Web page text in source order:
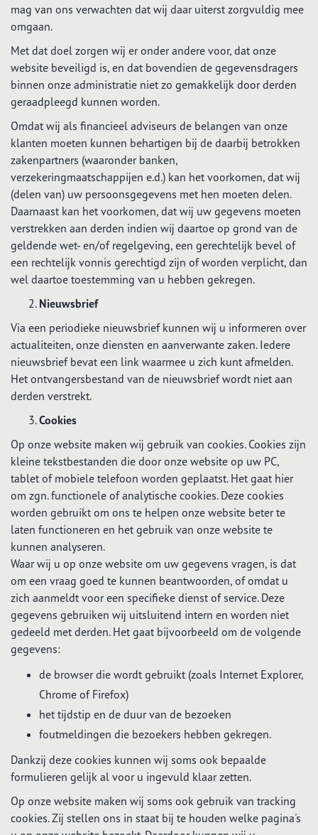
mag van ons verwachten dat wij daar uiterst zorgvuldig mee
omgaan.
Met dat doel zorgen wij er onder andere voor, dat onze
website beveiligd is, en dat bovendien de gegevensdragers
binnen onze administratie niet zo gemakkelijk door derden
geraadpleegd kunnen worden.
Omdat wij als financieel adviseurs de belangen van onze
klanten moeten kunnen behartigen bij de daarbij betrokken
zakenpartners (waaronder banken,
verzekeringmaatschappijen e.d.) kan het voorkomen, dat wij
(delen van) uw persoonsgegevens met hen moeten delen.
Daarnaast kan het voorkomen, dat wij uw gegevens moeten
verstrekken aan derden indien wij daartoe op grond van de
geldende wet- en/of regelgeving, een gerechtelijk bevel of
een rechtelijk vonnis gerechtigd zijn of worden verplicht, dan
wel daartoe toestemming van u hebben gekregen.
Nieuwsbrief
Via een periodieke nieuwsbrief kunnen wij u informeren over
actualiteiten, onze diensten en aanverwante zaken. Iedere
nieuwsbrief bevat een link waarmee u zich kunt afmelden.
Het ontvangersbestand van de nieuwsbrief wordt niet aan
derden verstrekt.
Cookies
Op onze website maken wij gebruik van cookies. Cookies zijn
kleine tekstbestanden die door onze website op uw PC,
tablet of mobiele telefoon worden geplaatst. Het gaat hier
om zgn. functionele of analytische cookies. Deze cookies
worden gebruikt om ons te helpen onze website beter te
laten functioneren en het gebruik van onze website te
kunnen analyseren.
Waar wij u op onze website om uw gegevens vragen, is dat
om een vraag goed te kunnen beantwoorden, of omdat u
zich aanmeldt voor een specifieke dienst of service. Deze
gegevens gebruiken wij uitsluitend intern en worden niet
gedeeld met derden. Het gaat bijvoorbeeld om de volgende
gegevens:
de browser die wordt gebruikt (zoals Internet Explorer,
Chrome of Firefox)
het tijdstip en de duur van de bezoeken
foutmeldingen die bezoekers hebben gekregen.
Dankzij deze cookies kunnen wij soms ook bepaalde
formulieren gelijk al voor u ingevuld klaar zetten.
Op onze website maken wij soms ook gebruik van tracking
cookies. Zij stellen ons in staat bij te houden welke pagina's